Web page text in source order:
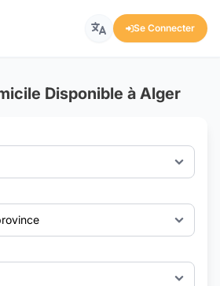
Se Connecter
Disponible à Alger